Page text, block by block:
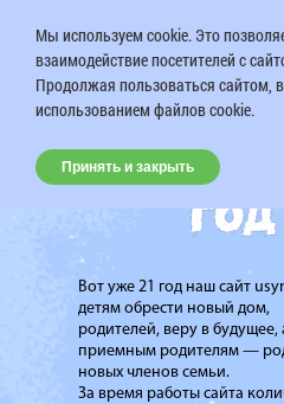
Вот уже 21 год наш сайт
детям обрести новый дом,
родителей, веру в
приемным родителям —
новых членов семьи.
За время работы сайта
Мы используем cookie. Это
взаимодействие посетителей с
Продолжая пользоваться сайтом,
использованием файлов cookie.
Принять и закрыть